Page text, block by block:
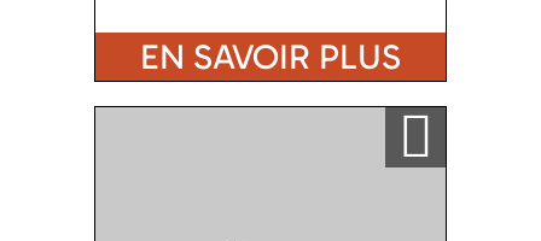
EN SAVOIR PLUS
Ajouter a ma sélection